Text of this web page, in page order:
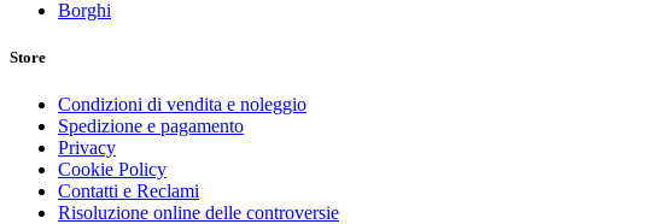
Borghi
Store
Condizioni di vendita e noleggio
Spedizione e pagamento
Privacy
Cookie Policy
Contatti e Reclami
Risoluzione online delle controversie